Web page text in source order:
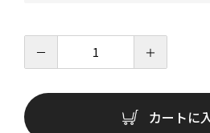
－ ＋
カートに